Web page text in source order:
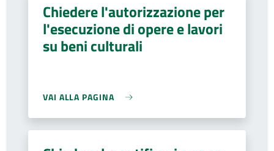
Chiedere l'autorizzazione per
l'esecuzione di opere e lavori
su beni culturali
VAI ALLA PAGINA